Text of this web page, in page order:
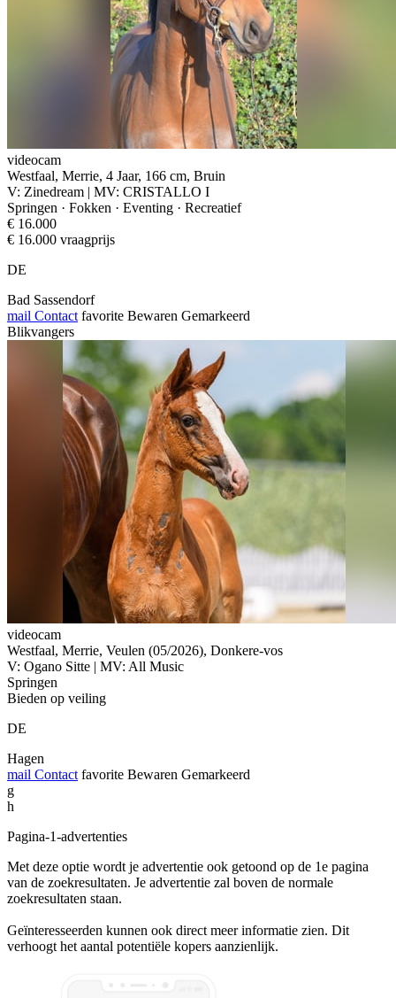
videocam
Westfaal, Merrie, 4 Jaar, 166 cm, Bruin
V: Zinedream | MV: CRISTALLO I
Springen · Fokken · Eventing · Recreatief
€ 16.000
€ 16.000 vraagprijs
DE
Bad Sassendorf
mail Contact favorite Bewaren Gemarkeerd
Blikvangers
videocam
Westfaal, Merrie, Veulen (05/2026), Donkere-vos
V: Ogano Sitte | MV: All Music
Springen
Bieden op veiling
DE
Hagen
mail Contact favorite Bewaren Gemarkeerd
g
h
Pagina-1-advertenties
Met deze optie wordt je advertentie ook getoond op de 1e pagina
van de zoekresultaten. Je advertentie zal boven de normale
zoekresultaten staan.
Geïnteresseerden kunnen ook direct meer informatie zien. Dit
verhoogt het aantal potentiële kopers aanzienlijk.